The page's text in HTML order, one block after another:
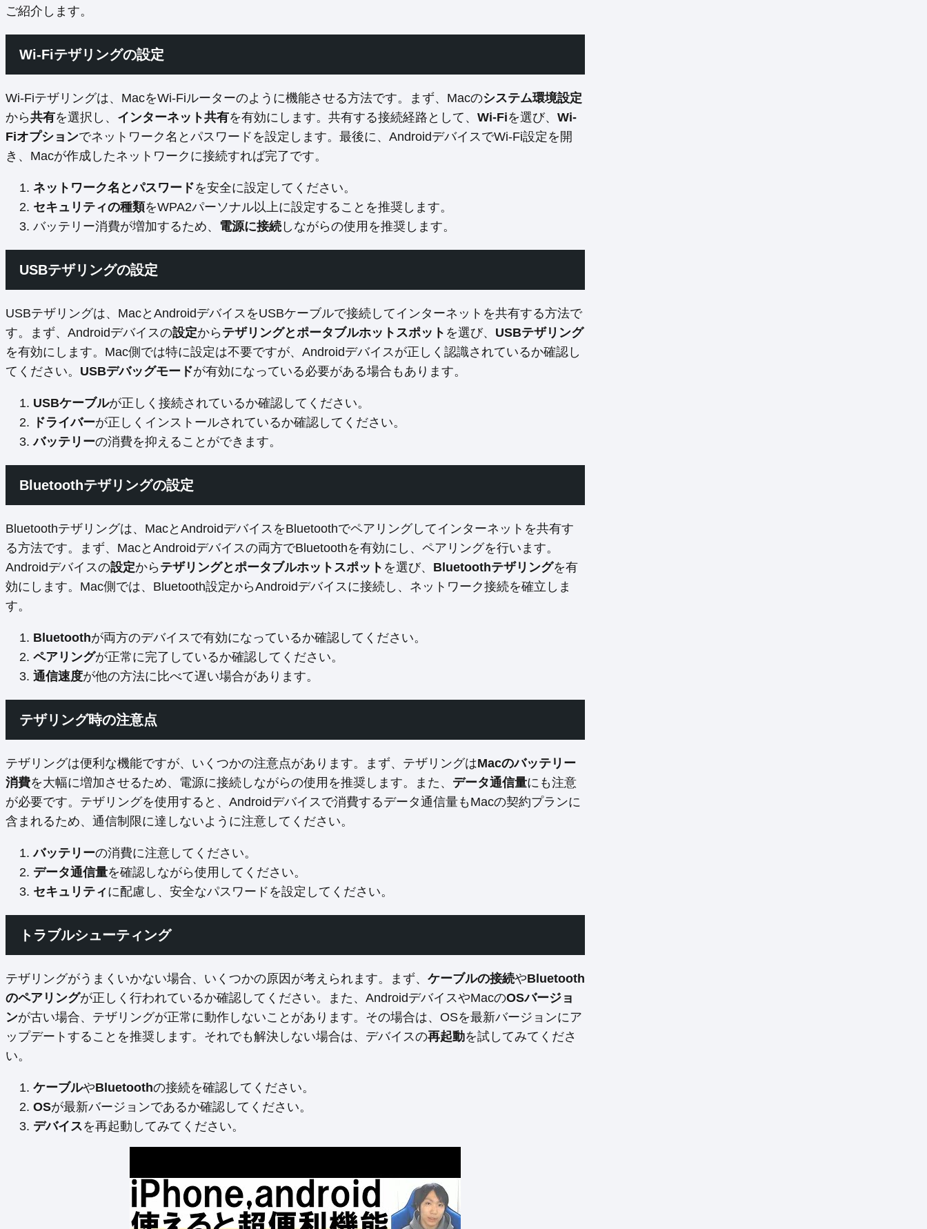
ご紹介します。
Wi-Fiテザリングの設定
Wi-Fiテザリングは、MacをWi-Fiルーターのように機能させる方法です。まず、Macのシステム環境設定
から共有を選択し、 インターネット共有を有効にします。共有する接続経路として、 Wi-Fiを選び、 Wi-
Fiオプションでネットワーク名とパスワードを設定します。最後に、AndroidデバイスでWi-Fi設定を開
き、Macが作成したネットワークに接続すれば完了です。
ネットワーク名とパスワードを安全に設定してください。
セキュリティの種類をWPA2パーソナル以上に設定することを推奨します。
バッテリー消費が増加するため、 電源に接続 しながらの使用を推奨します。
USBテザリングの設定
USBテザリングは、MacとAndroidデバイスをUSBケーブルで接続してインターネットを共有する方法で
す。まず、Androidデバイスの設定から テザリングとポータブルホットスポット を選び、 USBテザリング
を有効にします。Mac側では特に設定は不要ですが、Androidデバイスが正しく認識されているか確認し
てください。 USBデバッグモードが有効になっている必要がある場合もあります。
USBケーブルが正しく接続されているか確認してください。
ドライバーが正しくインストールされているか確認してください。
バッテリーの消費を抑えることができます。
Bluetoothテザリングの設定
Bluetoothテザリングは、MacとAndroidデバイスをBluetoothでペアリングしてインターネットを共有す
る方法です。まず、MacとAndroidデバイスの両方でBluetoothを有効にし、ペアリングを行います。
Androidデバイスの設定から テザリングとポータブルホットスポット を選び、 Bluetoothテザリングを有
効にします。Mac側では、Bluetooth設定からAndroidデバイスに接続し、ネットワーク接続を確立しま
す。
Bluetoothが両方のデバイスで有効になっているか確認してください。
ペアリングが正常に完了しているか確認してください。
通信速度が他の方法に比べて遅い場合があります。
テザリング時の注意点
テザリングは便利な機能ですが、いくつかの注意点があります。まず、テザリングはMacのバッテリー
消費を大幅に増加させるため、電源に接続しながらの使用を推奨します。また、 データ通信量にも注意
が必要です。テザリングを使用すると、Androidデバイスで消費するデータ通信量もMacの契約プランに
含まれるため、通信制限に達しないように注意してください。
バッテリーの消費に注意してください。
データ通信量を確認しながら使用してください。
セキュリティに配慮し、安全なパスワードを設定してください。
トラブルシューティング
テザリングがうまくいかない場合、いくつかの原因が考えられます。まず、 ケーブルの接続やBluetooth
のペアリングが正しく行われているか確認してください。また、AndroidデバイスやMacのOSバージョ
ンが古い場合、テザリングが正常に動作しないことがあります。その場合は、OSを最新バージョンにア
ップデートすることを推奨します。それでも解決しない場合は、デバイスの再起動を試してみてくださ
い。
ケーブルやBluetoothの接続を確認してください。
OSが最新バージョンであるか確認してください。
デバイスを再起動してみてください。